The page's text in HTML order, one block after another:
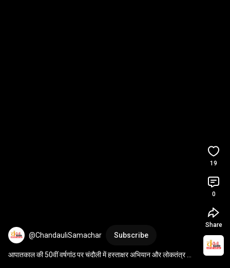
@ChandauliSamachar Subscribe
आपातकाल की 50वीं वर्षगांठ पर चंदौली में हस्ताक्षर अभियान और लोकतंत्र
19
0
Share